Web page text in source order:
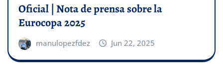
Oficial | Nota de prensa sobre la
Eurocopa 2025
manulopezfdez Jun 22, 2025